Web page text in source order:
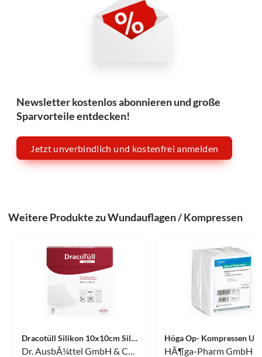
Newsletter kostenlos abonnieren und große
Sparvorteile entdecken!
Jetzt unverbindlich und kostenfrei anmelden
Weitere Produkte zu Wundauflagen / Kompressen
Dracotüll Silikon 10x10cm Silikonbeschichtete Wundkontaktauflage Verband 10 Stück
HÃ¶ga-Pharm GmbH